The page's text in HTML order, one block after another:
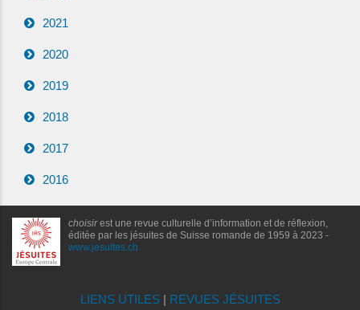
2021
2020
2019
2018
2017
2016
choisirest une revue culturelle d’information et de réflexion,
éditée par les jésuites de Suisse romande de 1959 à 2023 -
www.jesuites.ch
LIENS UTILES| REVUES JÉSUITES